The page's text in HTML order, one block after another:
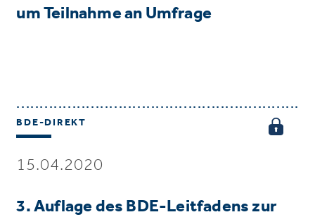
um Teilnahme an Umfrage
BDE-DIREKT
15.04.2020
3. Auflage des BDE-Leitfadens zur